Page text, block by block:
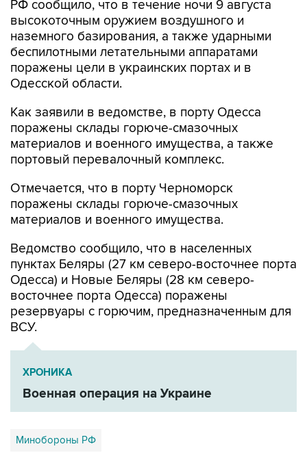
РФ сообщило, что в течение ночи 9 августа
высокоточным оружием воздушного и
наземного базирования, а также ударными
беспилотными летательными аппаратами
поражены цели в украинских портах и в
Одесской области.
Как заявили в ведомстве, в порту Одесса
поражены склады горюче-смазочных
материалов и военного имущества, а также
портовый перевалочный комплекс.
Отмечается, что в порту Черноморск
поражены склады горюче-смазочных
материалов и военного имущества.
Ведомство сообщило, что в населенных
пунктах Беляры (27 км северо-восточнее порта
Одесса) и Новые Беляры (28 км северо-
восточнее порта Одесса) поражены
резервуары с горючим, предназначенным для
ВСУ.
ХРОНИКА
Военная операция на Украине
Минобороны РФ